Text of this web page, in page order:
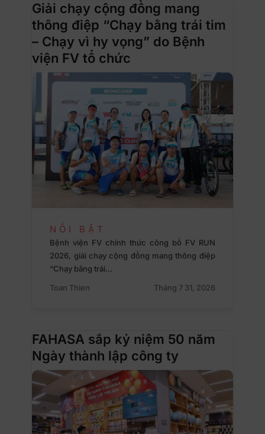
Giải chạy cộng đồng mang
thông điệp “Chạy bằng trái tim
– Chạy vì hy vọng” do Bệnh
viện FV tổ chức
NỔI BẬT
Bệnh viện FV chính thức công bố FV RUN
2026, giải chạy cộng đồng mang thông điệp
“Chạy bằng trái…
Toan Thien
Tháng 7 31, 2026
FAHASA sắp kỷ niệm 50 năm
Ngày thành lập công ty